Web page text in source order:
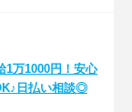
1万1000円！安心
日払い相談◎